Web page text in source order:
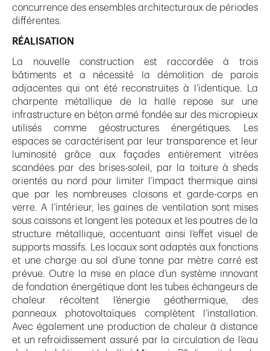
concurrence des ensembles architecturaux de périodes
différentes.
RÉALISATION
La nouvelle construction est raccordée à trois
bâtiments et a nécessité la démolition de parois
adjacentes qui ont été reconstruites à l’identique. La
charpente métallique de la halle repose sur une
infrastructure en béton armé fondée sur des micropieux
utilisés comme géostructures énergétiques. Les
espaces se caractérisent par leur transparence et leur
luminosité grâce aux façades entièrement vitrées
scandées par des brises-soleil, par la toiture à sheds
orientés au nord pour limiter l’impact thermique ainsi
que par les nombreuses cloisons et garde-corps en
verre. A l’intérieur, les gaines de ventilation sont mises
sous caissons et longent les poteaux et les poutres de la
structure métallique, accentuant ainsi l’effet visuel de
supports massifs. Les locaux sont adaptés aux fonctions
et une charge au sol d’une tonne par mètre carré est
prévue. Outre la mise en place d’un système innovant
de fondation énergétique dont les tubes échangeurs de
chaleur récoltent l’énergie géothermique, des
panneaux photovoltaïques complètent l’installation.
Avec également une production de chaleur à distance
et un refroidissement assuré par la circulation de l’eau